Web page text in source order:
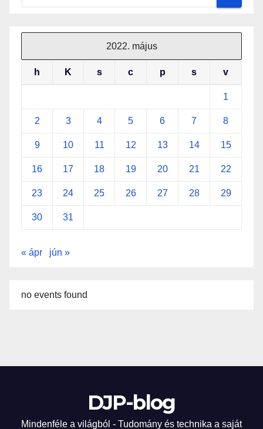
2022. május
h K s c p s v
1
2 3 4 5 6 7 8
9 10 11 12 13 14 15
16 17 18 19 20 21 22
23 24 25 26 27 28 29
30 31
« ápr jún »
no events found
DJP-blog
Mindenféle a világból - Tudomány és technika a saját